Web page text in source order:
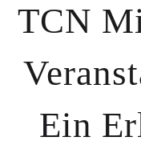
TCN
Ein